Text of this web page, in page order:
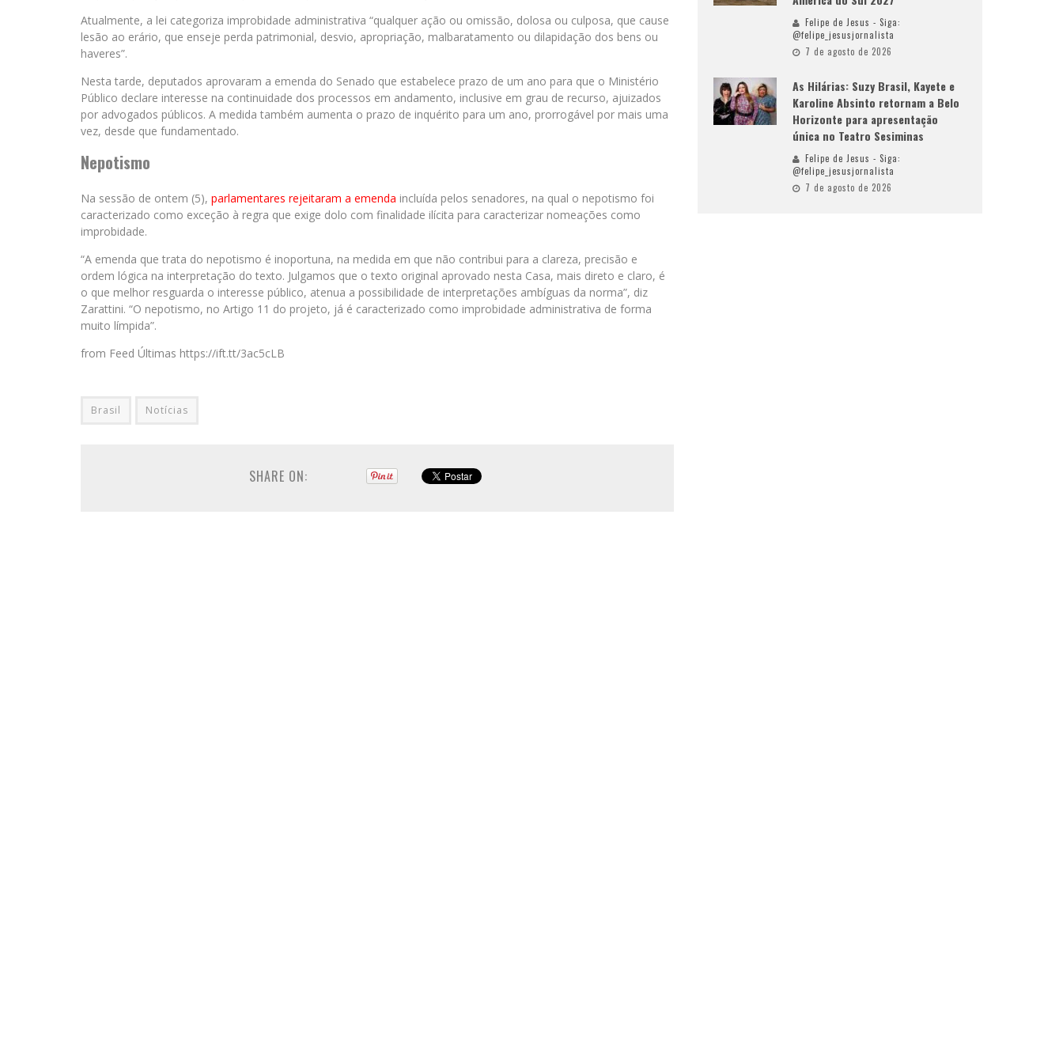
Atualmente, a lei categoriza improbidade administrativa “qualquer ação ou omissão, dolosa ou culposa, que cause
lesão ao erário, que enseje perda patrimonial, desvio, apropriação, malbaratamento ou dilapidação dos bens ou
haveres”.
Nesta tarde, deputados aprovaram a emenda do Senado que estabelece prazo de um ano para que o Ministério
Público declare interesse na continuidade dos processos em andamento, inclusive em grau de recurso, ajuizados
por advogados públicos. A medida também aumenta o prazo de inquérito para um ano, prorrogável por mais uma
vez, desde que fundamentado.
Nepotismo
Na sessão de ontem (5), parlamentares rejeitaram a emenda incluída pelos senadores, na qual o nepotismo foi
caracterizado como exceção à regra que exige dolo com finalidade ilícita para caracterizar nomeações como
improbidade.
“A emenda que trata do nepotismo é inoportuna, na medida em que não contribui para a clareza, precisão e
ordem lógica na interpretação do texto. Julgamos que o texto original aprovado nesta Casa, mais direto e claro, é
o que melhor resguarda o interesse público, atenua a possibilidade de interpretações ambíguas da norma”, diz
Zarattini. “O nepotismo, no Artigo 11 do projeto, já é caracterizado como improbidade administrativa de forma
muito límpida”.
from Feed Últimas https://ift.tt/3ac5cLB
Brasil Notícias
SHARE ON:
Felipe de Jesus - Siga:
@felipe_jesusjornalista
7 de agosto de 2026
As Hilárias: Suzy Brasil, Kayete e
Karoline Absinto retornam a Belo
Horizonte para apresentação
única no Teatro Sesiminas
Felipe de Jesus - Siga:
@felipe_jesusjornalista
7 de agosto de 2026